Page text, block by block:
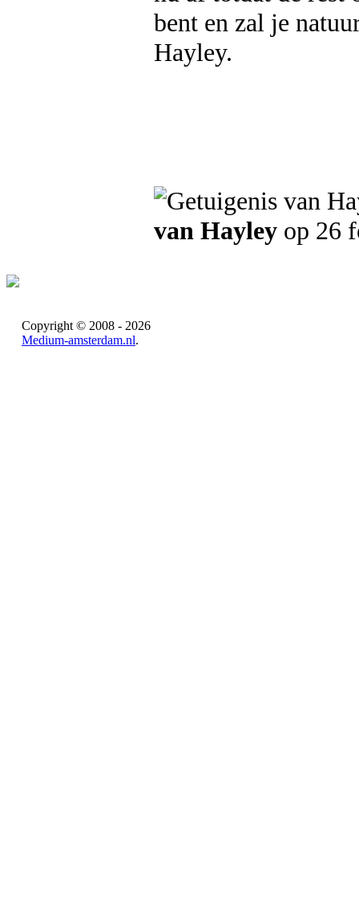
bent en zal je
Hayley.
van Hayley op 26
Copyright © 2008 - 2026
Medium-amsterdam.nl.